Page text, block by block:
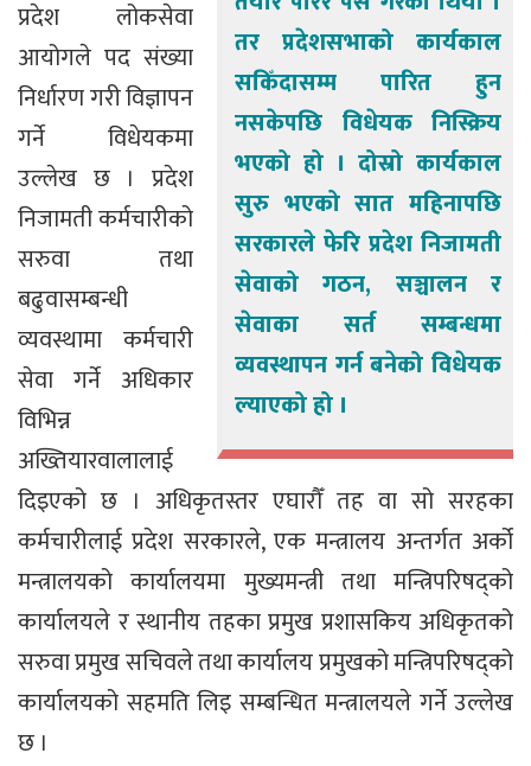
तर प्रदेशसभाको कार्यकाल
सकिँदासम्म पारित हुन
नसकेपछि विधेयक निस्क्रिय
भएको हो । दोस्रो कार्यकाल
सुरु भएको सात महिनापछि
सरकारले फेरि प्रदेश निजामती
सेवाको गठन, सञ्चालन र
सेवाका सर्त सम्बन्धमा
व्यवस्थापन गर्न बनेको विधेयक
ल्याएको हो ।
प्रदेश लोकसेवा
आयोगले पद संख्या
निर्धारण गरी विज्ञापन
गर्ने विधेयकमा
उल्लेख छ । प्रदेश
निजामती कर्मचारीको
सरुवा तथा
बढुवासम्बन्धी
व्यवस्थामा कर्मचारी
सेवा गर्ने अधिकार
विभिन्न
अख्तियारवालालाई
दिइएको छ । अधिकृतस्तर एघारौँ तह वा सो सरहका
कर्मचारीलाई प्रदेश सरकारले, एक मन्त्रालय अन्तर्गत अर्को
मन्त्रालयको कार्यालयमा मुख्यमन्त्री तथा मन्त्रिपरिषद्को
कार्यालयले र स्थानीय तहका प्रमुख प्रशासकिय अधिकृतको
सरुवा प्रमुख सचिवले तथा कार्यालय प्रमुखको मन्त्रिपरिषद्को
कार्यालयको सहमति लिइ सम्बन्धित मन्त्रालयले गर्ने उल्लेख
छ ।